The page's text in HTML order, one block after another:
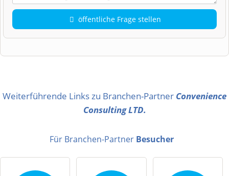
öffentliche Frage stellen
Name
E-Mail-Adresse (wird nicht veröffentlicht)
Weiterführende Links zu Branchen-Partner Convenience
Consulting LTD.
Für Branchen-Partner Besucher